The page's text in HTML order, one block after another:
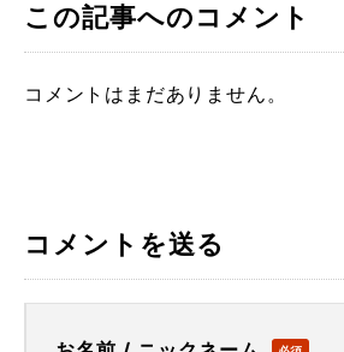
この記事へのコメント
コメントはまだありません。
コメントを送る